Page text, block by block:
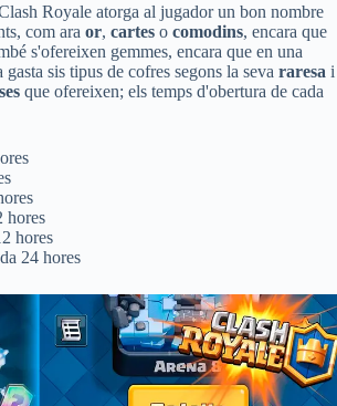
Royale atorga al jugador un bon nombre
com ara or, cartes o comodins, encara que
s'ofereixen gemmes, encara que en una
sis tipus de cofres segons la seva raresa i
que ofereixen; els temps d'obertura de cada
hores
hores
24 hores